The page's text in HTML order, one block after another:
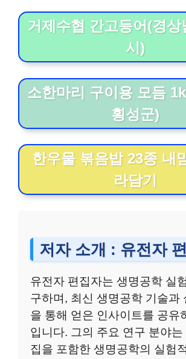
거제수협 간고등어(경상
시)
소한마리 구이용 모듬
횡성군)
한우물 볶음밥 23종 내
라담기
저자 소개 : 유전자
유전자 편집자는 생명공학 실
구하며, 최신 생명공학 기술과
을 통해 얻은 인사이트를 공유
입니다. 그의 주요 연구 분야는
집을 포함한 생명공학의 실험